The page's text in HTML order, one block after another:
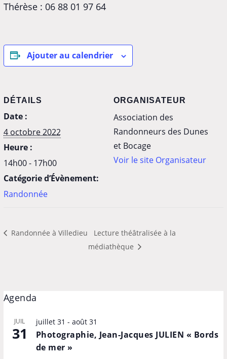
Thérèse : 06 88 01 97 64
Ajouter au calendrier
DÉTAILS
Date :
4 octobre 2022
Heure :
14h00 - 17h00
Catégorie d’Évènement:
Randonnée
ORGANISATEUR
Association des
Randonneurs des Dunes
et Bocage
Voir le site Organisateur
Randonnée à Villedieu
Lecture théâtralisée à la
médiathèque
Agenda
JUIL
31
juillet 31 - août 31
Photographie, Jean-Jacques JULIEN « Bords
de mer »